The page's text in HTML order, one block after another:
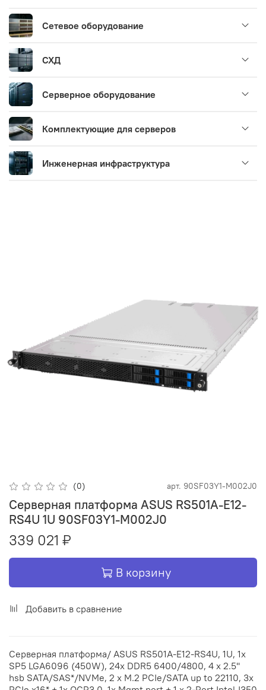
Сетевое оборудование
СХД
Серверное оборудование
Комплектующие для серверов
Инженерная инфраструктура
(0) арт. 90SF03Y1-M002J0
Серверная платформа ASUS RS501A-E12-
RS4U 1U 90SF03Y1-M002J0
339 021 ₽
В корзину
Добавить в сравнение
Серверная платформа/ ASUS RS501A-E12-RS4U, 1U, 1x
SP5 LGA6096 (450W), 24x DDR5 6400/4800, 4 x 2.5''
hsb SATA/SAS*/NVMe, 2 x M.2 PCIe/SATA up to 22110, 3x